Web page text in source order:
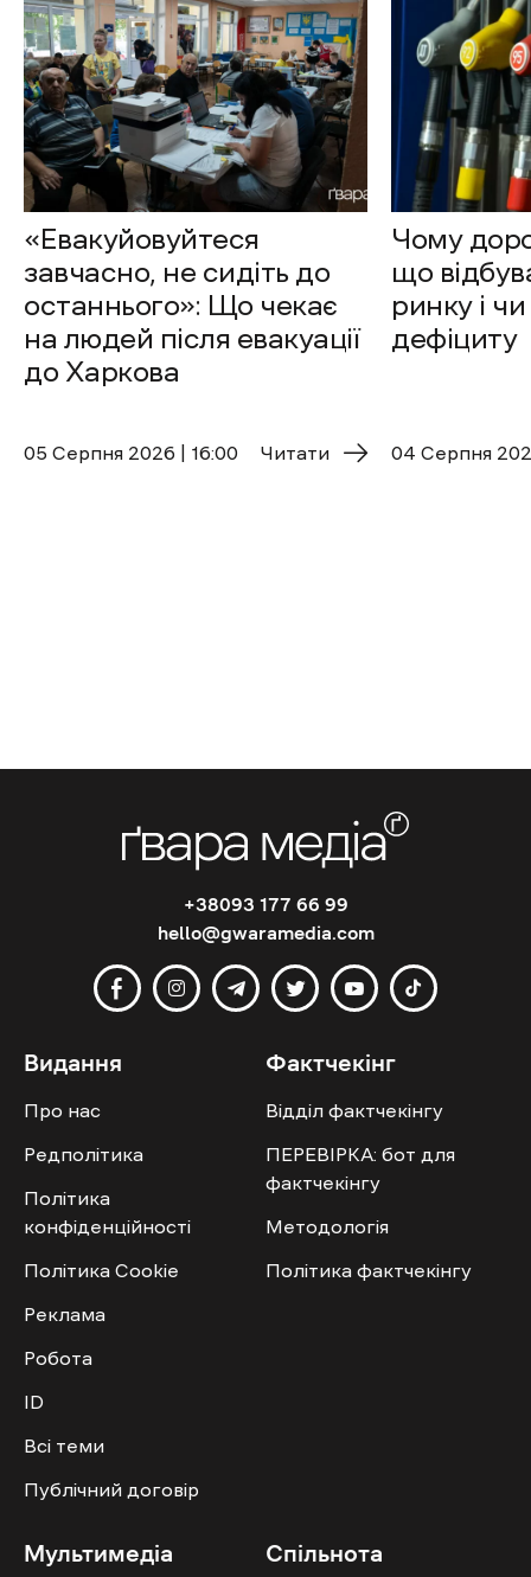
«Евакуйовуйтеся
завчасно, не сидіть до
останнього»: Що чекає
на людей після евакуації
до Харкова
05 Cерпня 2026 | 16:00 Читати
Чому
що
ринку і
дефіциту
04 Cерпня
+38093 177 66 99
hello@gwaramedia.com
Видання
Про нас
Редполітика
Політика
конфіденційності
Політика Cookie
Реклама
Робота
ID
Всі теми
Публічний договір
Фактчекінг
Відділ фактчекінгу
ПЕРЕВІРКА: бот для
фактчекінгу
Методологія
Політика фактчекінгу
Мультимедіа Спільнота